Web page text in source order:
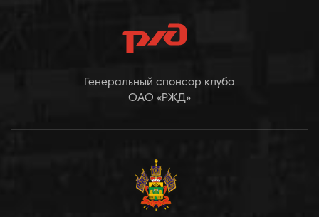
Генеральный спонсор клуба
ОАО «РЖД»